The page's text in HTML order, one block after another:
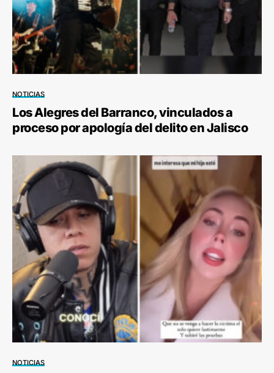
NOTICIAS
Los Alegres del Barranco, vinculados a
proceso por apología del delito en Jalisco
NOTICIAS